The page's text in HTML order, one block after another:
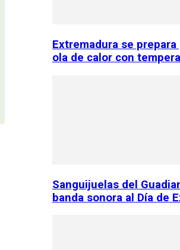
Extremadura se prepara
ola de calor con
Sanguijuelas del
banda sonora al Día de